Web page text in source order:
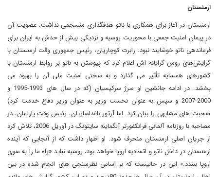
ارمنستان
ارمنستان در آغاز برای همکاری با ناتو هدفگذاری منسجمی نداشت. عضویت آن
در پیمان امنیت جمعی با محوریت روسیه و نزدیکی بیش از حدش به ایران برای
فرماندهی ناتو خوشایند نبود. رابرت کوچاریان، رئیس جمهوری وقت ارمنستان با
گرایش‌های روس گرایانه اش اعلام کرد که پیوستن به ناتو بر روابط ارمنستان با
کشورهای همسایه تأثیر می گذارد و به سختی امنیت ملی آن را بهبود می
بخشد. در ادامه جانشین او سرژ سرکیسیان (که در سال های 1993-1995 و
2000-2007 و سپس به عنوان نخست وزیر به عنوان وزیر دفاع خدمت کرد)
صحبت های مشابهی را بیان کرد. اما آرتور باغداساریان، رئیس وقت پارلمان، در
مصاحبه با روزنامه آلمانی فرانکفورتر آلگماینه سایتونگ در آوریل 2006، تلاش کرد
از جریان اصلی ارمنستان منحرف شود. او اظهار داشت که از آنجایی که آینده
ارمنستان در داخل ناتو و اتحادیه اروپا خواهد بود، روسیه نباید «راه ما را به سوی
اروپا ببندد.» این در حالیست که بر اساس نظرسنجی های انجام شده در بین